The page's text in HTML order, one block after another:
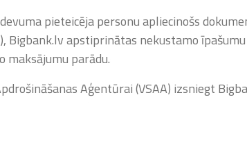
pieteicēja personu apliecinošs
Bigbank.lv apstiprinātas nekustamo īpašumu
maksājumu parādu.
Aģentūrai (VSAA) izsniegt